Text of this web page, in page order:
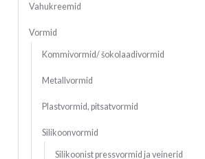
Vahukreemid
Vormid
Kommivormid/ šokolaadivormid
Metallvormid
Plastvormid, pitsatvormid
Silikoonvormid
Silikoonist pressvormid ja veinerid